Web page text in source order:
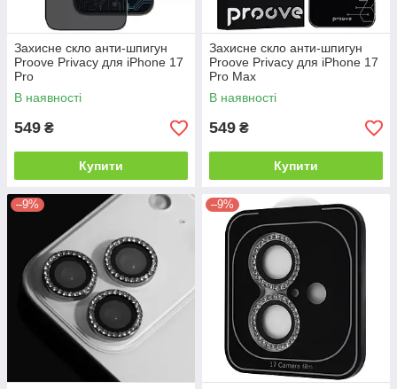
Захисне скло анти-шпигун
Proove Privacy для iPhone 17
Pro
В наявності
549 ₴
Купити
Захисне скло анти-шпигун
Proove Privacy для iPhone 17
Pro Max
В наявності
549 ₴
Купити
–9% –9%